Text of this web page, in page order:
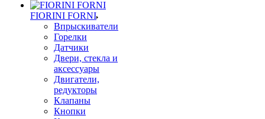
FIORINI FORNI
Впрыскиватели
Горелки
Датчики
Двери, стекла и
аксессуары
Двигатели,
редукторы
Клапаны
Кнопки